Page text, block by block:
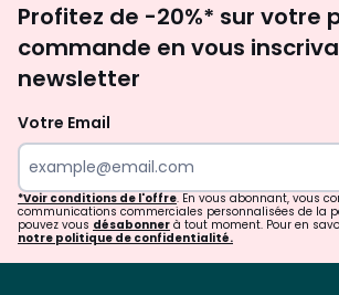
Profitez de -20%* sur votre
commande en vous
newsletter
Votre Email
*Voir conditions de l'offre. En vous abonnant, vous
communications commerciales personnalisées de la
pouvez vous désabonner à tout moment. Pour en
notre politique de confidentialité.